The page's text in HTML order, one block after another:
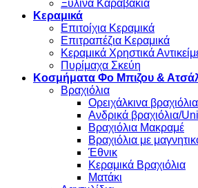
Ξύλινα Καραβάκια
Κεραμικά
Επιτοίχια Κεραμικά
Επιτραπέζια Κεραμικά
Κεραμικά Χρηστικά
Πυρίμαχα Σκεύη
Κοσμήματα Φο Μπιζου &
Βραχιόλια
Oρειχάλκινα βραχιόλια
Ανδρικά βραχιόλια/
Βραχιόλια Μακραμέ
Βραχιόλια με
Έθνικ
Κεραμικά Βραχιόλια
Ματάκι